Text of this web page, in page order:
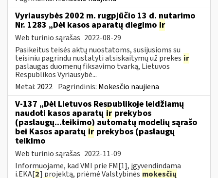
Vyriausybės 2002 m. rugpjūčio 13 d. nutarimo
Nr. 1283 „Dėl kasos aparatų diegimo ir
Web turinio sąrašas 2022-08-29
Pasikeitus teisės aktų nuostatoms, susijusioms su
teisiniu pagrindu nustatyti atsiskaitymų už prekes ir
paslaugas duomenų fiksavimo tvarką, Lietuvos
Respublikos Vyriausybė...
Metai: 2022 Pagrindinis: Mokesčio naujiena
V-137 „Dėl Lietuvos Respublikoje leidžiamų
naudoti kasos aparatų ir prekybos
(paslaugų...teikimo) automatų modelių sąrašo
bei Kasos aparatų ir prekybos (paslaugų
teikimo
Web turinio sąrašas 2022-11-09
Informuojame, kad VMI prie FM[1], įgyvendindama
i.EKA[2] projektą, priėmė Valstybinės mokesčių